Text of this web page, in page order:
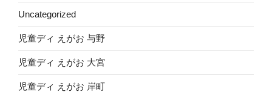
Uncategorized
児童ディ えがお 与野
児童ディ えがお 大宮
児童ディ えがお 岸町